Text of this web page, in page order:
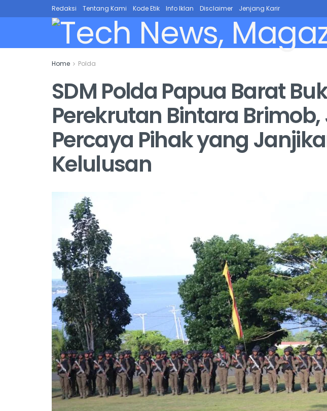
Redaksi Tentang Kami Kode Etik Info Iklan Disclaimer Jenjang Karir
Home Polda
SDM Polda Papua Barat
Perekrutan Bintara
Percaya Pihak yang
Kelulusan